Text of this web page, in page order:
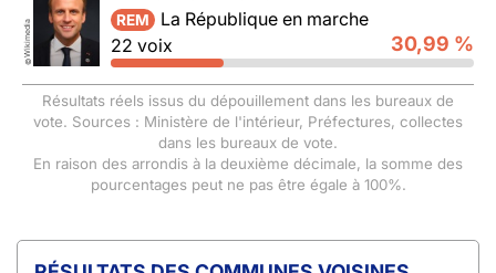
©
Wikimedia REM
La République en marche
22 voix
30,99 %
Résultats réels issus du dépouillement dans les bureaux de
vote. Sources : Ministère de l'intérieur, Préfectures, collectes
dans les bureaux de vote.
En raison des arrondis à la deuxième décimale, la somme des
pourcentages peut ne pas être égale à 100%.